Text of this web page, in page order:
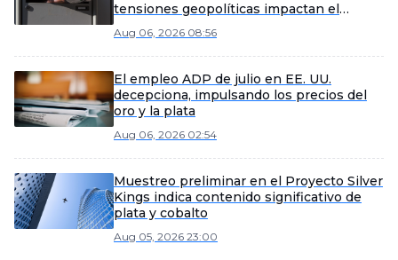
tensiones geopolíticas impactan el
Aug 06, 2026 08:56
El empleo ADP de julio en EE. UU.
decepciona, impulsando los precios del
oro y la plata
Aug 06, 2026 02:54
Muestreo preliminar en el Proyecto Silver
Kings indica contenido significativo de
plata y cobalto
Aug 05, 2026 23:00